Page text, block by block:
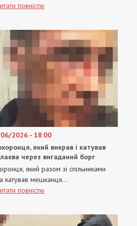
повністю
2026 - 18:00
який викрав і катував
через вигаданий борг
який разом зі спільниками
катував мешканця...
повністю